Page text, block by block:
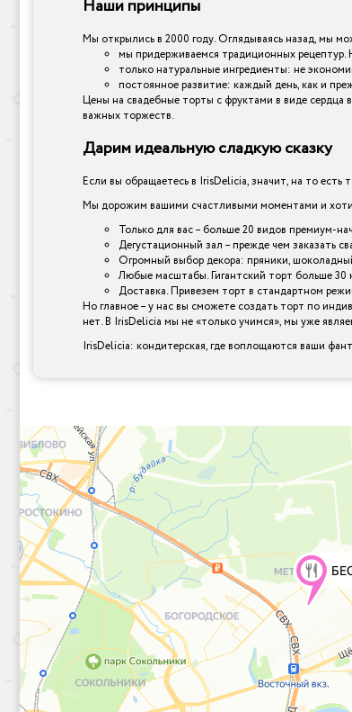
Наши принципы
Мы открылись в 2000 году. Оглядываясь назад, мы
мы придерживаемся традиционных
только натуральные ингредиенты: не
постоянное развитие: каждый день, как и
Цены на свадебные торты с фруктами в виде
важных торжеств.
Дарим идеальную сладкую сказку
Если вы обращаетесь в IrisDelicia, значит, на то есть
Мы дорожим вашими счастливыми моментами и
Только для вас – больше 20 видов премиум-
Дегустационный зал – прежде чем заказать
Огромный выбор декора: пряники,
Любые масштабы. Гигантский торт больше 30
Доставка. Привезем торт в стандартном
Но главное – у нас вы сможете создать торт по
нет. В IrisDelicia мы не «только учимся», мы уже
IrisDelicia: кондитерская, где воплощаются ваши